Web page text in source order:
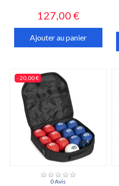
Prix
127,00 €
Ajouter au panier
0 Avis
- 20,00 €